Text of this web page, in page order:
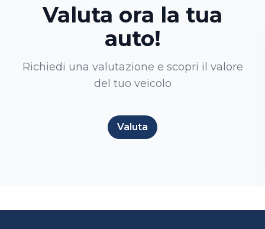
Valuta ora la tua
auto!
Richiedi una valutazione e scopri il valore
del tuo veicolo
Valuta